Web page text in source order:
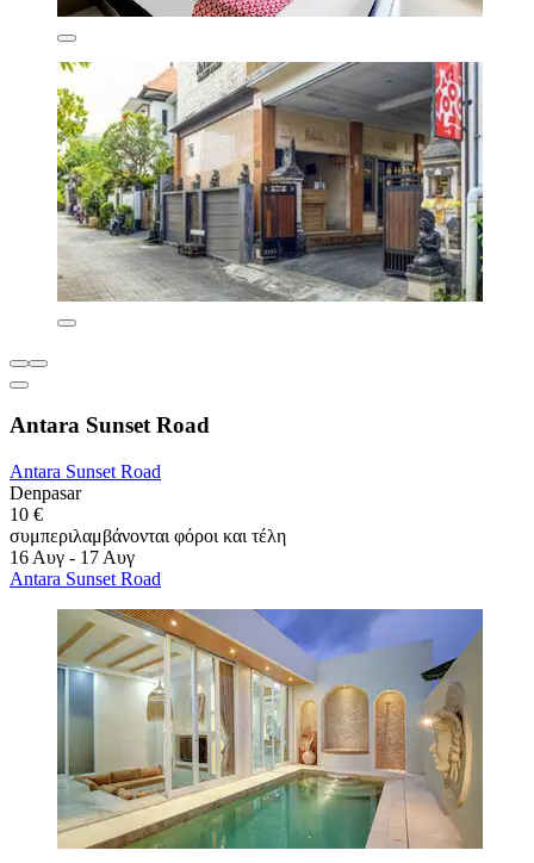
Antara Sunset Road
Antara Sunset Road
Denpasar
10 €
συμπεριλαμβάνονται φόροι και τέλη
16 Αυγ - 17 Αυγ
Antara Sunset Road